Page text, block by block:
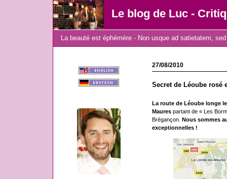
Le blog de Luc -
La beauté est éphémère - Non usque ad satietatem,
27/08/2010
Secret de Léoube rosé
La route de Léoube longe
Maures partant de « Les
Brégançon. Nous sommes
exceptionnelles !